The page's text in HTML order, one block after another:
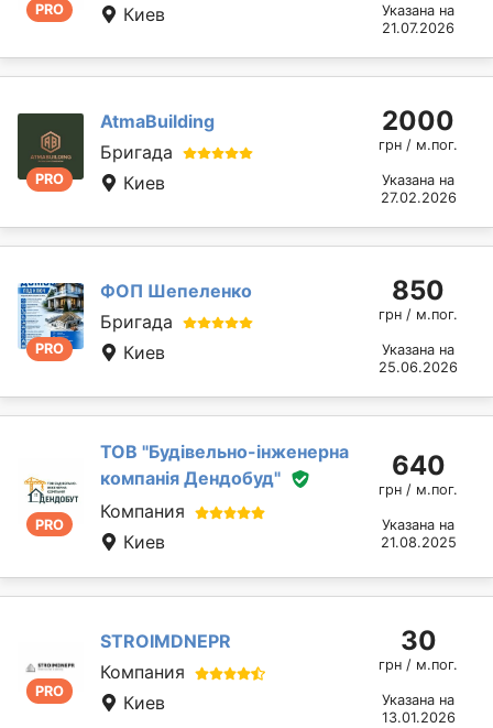
PRO
Киев
Указана на
21.07.2026
PRO
AtmaBuilding
Бригада
Киев
2000
грн / м.пог.
Указана на
27.02.2026
PRO
ФОП Шепеленко
Бригада
Киев
850
грн / м.пог.
Указана на
25.06.2026
PRO
ТОВ "Будівельно-інженерна
компанія Дендобуд"
Компания
Киев
640
грн / м.пог.
Указана на
21.08.2025
PRO
STROIMDNEPR
Компания
Киев
30
грн / м.пог.
Указана на
13.01.2026